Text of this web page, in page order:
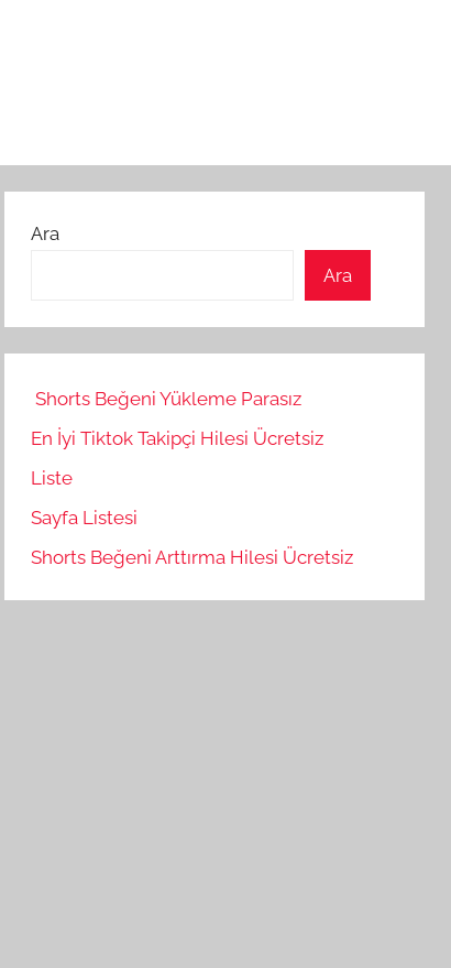
Ara
Ara
Shorts Beğeni Yükleme Parasız
En İyi Tiktok Takipçi Hilesi Ücretsiz
Liste
Sayfa Listesi
Shorts Beğeni Arttırma Hilesi Ücretsiz